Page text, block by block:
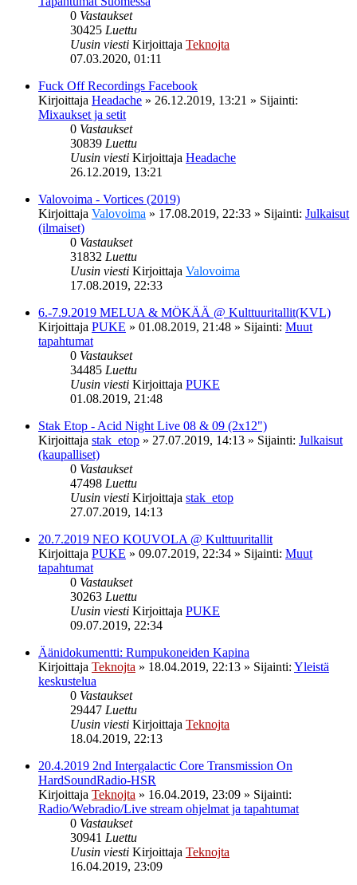
0 Vastaukset
30425 Luettu
Uusin viesti Kirjoittaja Teknojta
07.03.2020, 01:11
Fuck Off Recordings Facebook
Kirjoittaja Headache » 26.12.2019, 13:21 » Sijainti:
Mixaukset ja setit
0 Vastaukset
30839 Luettu
Uusin viesti Kirjoittaja Headache
26.12.2019, 13:21
Valovoima - Vortices (2019)
Kirjoittaja Valovoima » 17.08.2019, 22:33 » Sijainti: Julkaisut
(ilmaiset)
0 Vastaukset
31832 Luettu
Uusin viesti Kirjoittaja Valovoima
17.08.2019, 22:33
6.-7.9.2019 MELUA & MÖKÄÄ @ Kulttuuritallit(KVL)
Kirjoittaja PUKE » 01.08.2019, 21:48 » Sijainti: Muut
tapahtumat
0 Vastaukset
34485 Luettu
Uusin viesti Kirjoittaja PUKE
01.08.2019, 21:48
Stak Etop - Acid Night Live 08 & 09 (2x12")
Kirjoittaja stak_etop » 27.07.2019, 14:13 » Sijainti: Julkaisut
(kaupalliset)
0 Vastaukset
47498 Luettu
Uusin viesti Kirjoittaja stak_etop
27.07.2019, 14:13
20.7.2019 NEO KOUVOLA @ Kulttuuritallit
Kirjoittaja PUKE » 09.07.2019, 22:34 » Sijainti: Muut
tapahtumat
0 Vastaukset
30263 Luettu
Uusin viesti Kirjoittaja PUKE
09.07.2019, 22:34
Äänidokumentti: Rumpukoneiden Kapina
Kirjoittaja Teknojta » 18.04.2019, 22:13 » Sijainti: Yleistä
keskustelua
0 Vastaukset
29447 Luettu
Uusin viesti Kirjoittaja Teknojta
18.04.2019, 22:13
20.4.2019 2nd Intergalactic Core Transmission On
HardSoundRadio-HSR
Kirjoittaja Teknojta » 16.04.2019, 23:09 » Sijainti:
Radio/Webradio/Live stream ohjelmat ja tapahtumat
0 Vastaukset
30941 Luettu
Uusin viesti Kirjoittaja Teknojta
16.04.2019, 23:09